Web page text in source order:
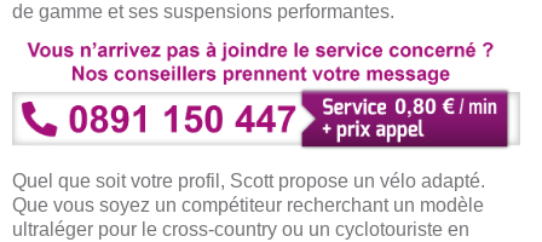
de gamme et ses suspensions performantes.
Quel que soit votre profil, Scott propose un vélo adapté.
Que vous soyez un compétiteur recherchant un modèle
ultraléger pour le cross-country ou un cyclotouriste en